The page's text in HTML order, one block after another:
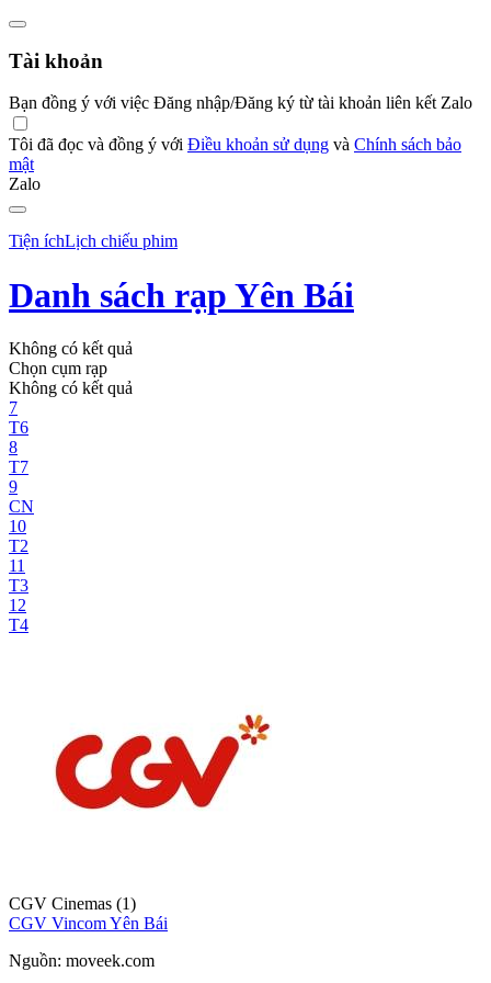
Tài khoản
Bạn đồng ý với việc Đăng nhập/Đăng ký từ tài khoản liên kết Zalo
Tôi đã đọc và đồng ý với Điều khoản sử dụng và Chính sách bảo
mật
Zalo
Tiện íchLịch chiếu phim
Danh sách rạp Yên Bái
Không có kết quả
Chọn cụm rạp
Không có kết quả
7
T6
8
T7
9
CN
10
T2
11
T3
12
T4
CGV Cinemas (1)
CGV Vincom Yên Bái
Nguồn: moveek.com